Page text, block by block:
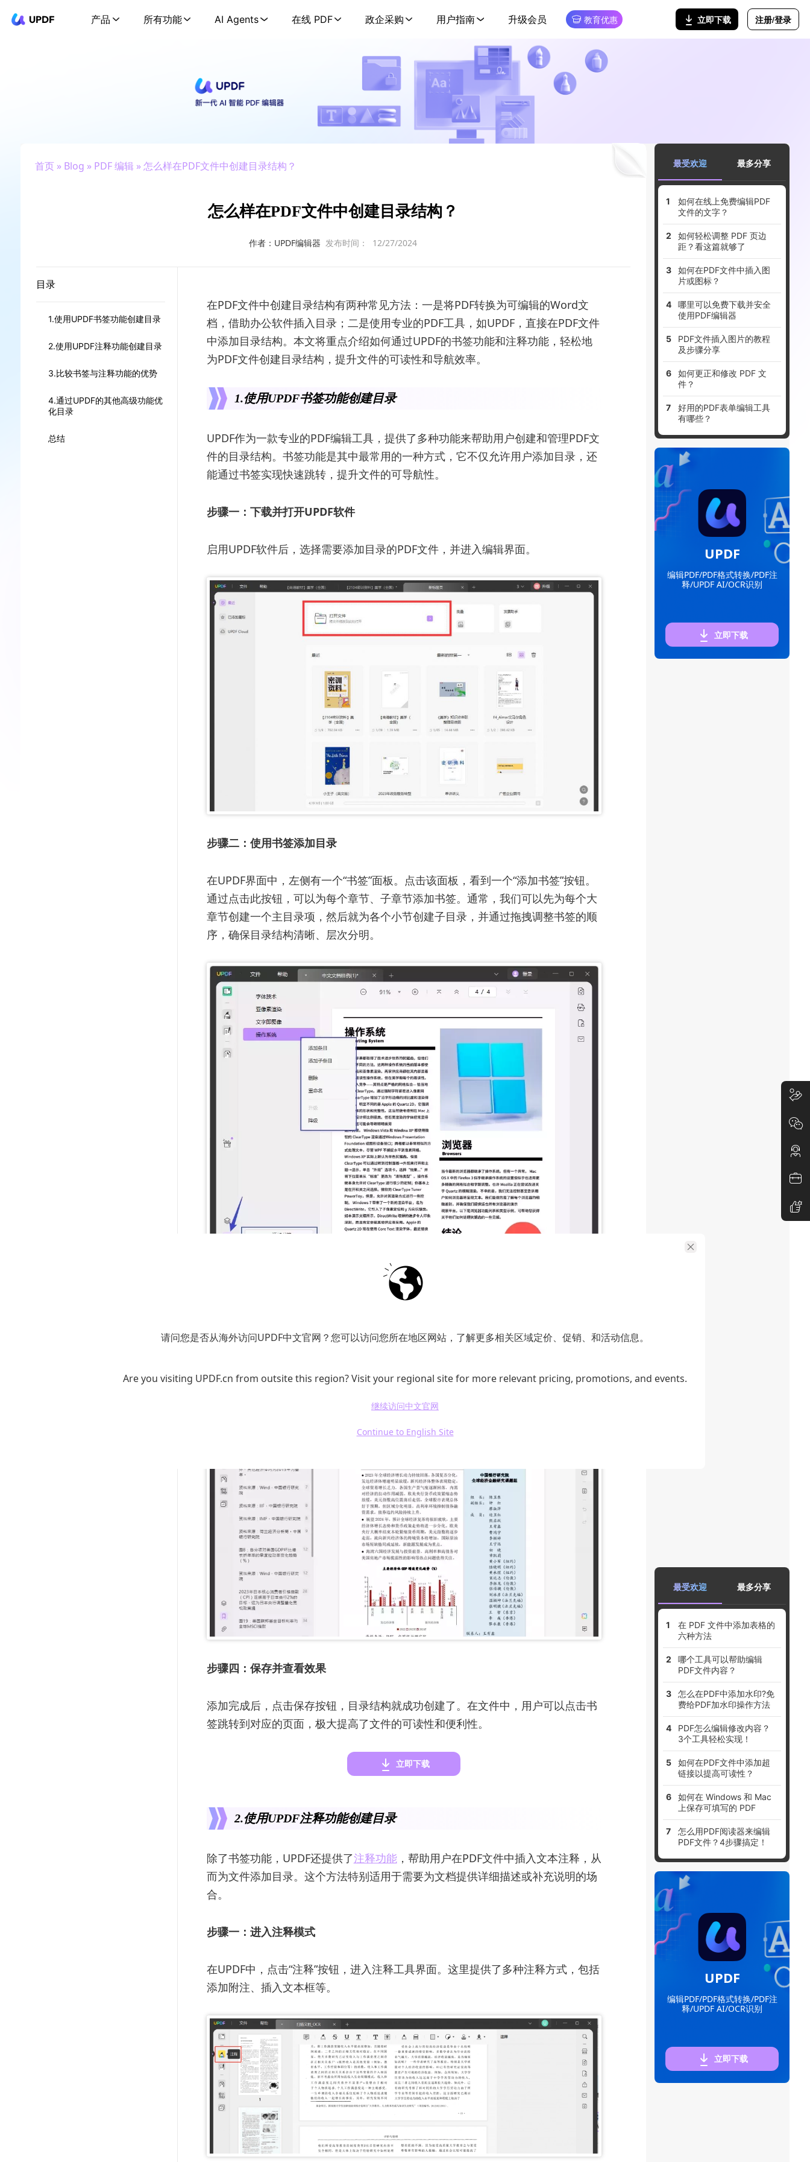
UPDF 产品 所有功能 AI Agents 在线 PDF 政企采购 用户指南 升级会员 教育优惠 立即下载 注册/登录
请问您是否从海外访问UPDF中文官网？您可以访问您所在地区网站，了解更多相关区域定价、促销、和活动信息。
Are you visiting UPDF.cn from outsite this region? Visit your regional site for more relevant pricing, promotions, and events.
继续访问中文官网
Continue to English Site
首页» Blog » PDF 编辑 » 怎么样在PDF文件中创建目录结构？
怎么样在PDF文件中创建目录结构？
作者：UPDF编辑器 发布时间： 12/27/2024
目录
1.使用UPDF书签功能创建目录
2.使用UPDF注释功能创建目录
3.比较书签与注释功能的优势
4.通过UPDF的其他高级功能优
化目录
总结
在PDF文件中创建目录结构有两种常见方法：一是将PDF转换为可编辑的Word文
档，借助办公软件插入目录；二是使用专业的PDF工具，如UPDF，直接在PDF文件
中添加目录结构。本文将重点介绍如何通过UPDF的书签功能和注释功能，轻松地
为PDF文件创建目录结构，提升文件的可读性和导航效率。
1.使用UPDF书签功能创建目录
UPDF作为一款专业的PDF编辑工具，提供了多种功能来帮助用户创建和管理PDF文
件的目录结构。书签功能是其中最常用的一种方式，它不仅允许用户添加目录，还
能通过书签实现快速跳转，提升文件的可导航性。
步骤一：下载并打开UPDF软件
启用UPDF软件后，选择需要添加目录的PDF文件，并进入编辑界面。
步骤二：使用书签添加目录
在UPDF界面中，左侧有一个“书签”面板。点击该面板，看到一个“添加书签”按钮。
通过点击此按钮，可以为每个章节、子章节添加书签。通常，我们可以先为每个大
章节创建一个主目录项，然后就为各个小节创建子目录，并通过拖拽调整书签的顺
序，确保目录结构清晰、层次分明。
观地找到相关内容。此外，书签的顺序也可以轻松调整，您可以根据需要随时重新
步骤四：保存并查看效果
添加完成后，点击保存按钮，目录结构就成功创建了。在文件中，用户可以点击书
签跳转到对应的页面，极大提高了文件的可读性和便利性。
立即下载
2.使用UPDF注释功能创建目录
除了书签功能，UPDF还提供了注释功能，帮助用户在PDF文件中插入文本注释，从
而为文件添加目录。这个方法特别适用于需要为文档提供详细描述或补充说明的场
合。
步骤一：进入注释模式
在UPDF中，点击“注释”按钮，进入注释工具界面。这里提供了多种注释方式，包括
添加附注、插入文本框等。
最受欢迎 最多分享
如何在线上免费编辑PDF
文件的文字？
如何轻松调整 PDF 页边
距？看这篇就够了
如何在PDF文件中插入图
片或图标？
哪里可以免费下载并安全
使用PDF编辑器
PDF文件插入图片的教程
及步骤分享
如何更正和修改 PDF 文
件？
好用的PDF表单编辑工具
有哪些？
UPDF
编辑PDF/PDF格式转换/PDF注
释/UPDF AI/OCR识别
立即下载
最受欢迎 最多分享
在 PDF 文件中添加表格的
六种方法
哪个工具可以帮助编辑
PDF文件内容？
怎么在PDF中添加水印?免
费给PDF加水印操作方法
PDF怎么编辑修改内容？
3个工具轻松实现！
如何在PDF文件中添加超
链接以提高可读性？
如何在 Windows 和 Mac
上保存可填写的 PDF
怎么用PDF阅读器来编辑
PDF文件？4步骤搞定！
UPDF
编辑PDF/PDF格式转换/PDF注
释/UPDF AI/OCR识别
立即下载